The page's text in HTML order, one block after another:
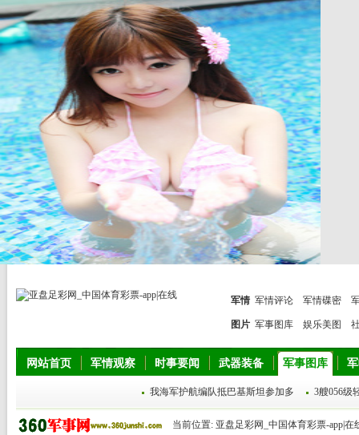
军情 军情评论 军情碟密
图片 军事图库 娱乐美图
网站首页 军情观察 时事要闻 武器装备 军事图库
我海军护航编队抵巴基斯坦参加多 3艘056级
当前位置: 亚盘足彩网_中国体育彩票-app|在